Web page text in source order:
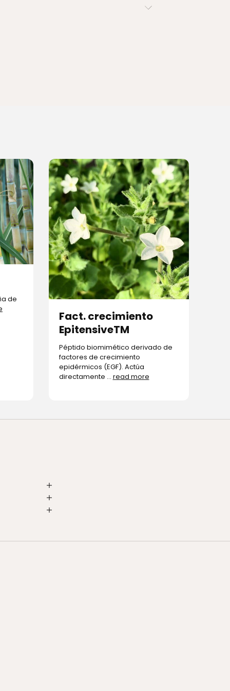
de
Fact. crecimiento
EpitensiveTM
Péptido biomimético derivado de
factores de crecimiento
epidérmicos (EGF). Actúa
directamente ... read more